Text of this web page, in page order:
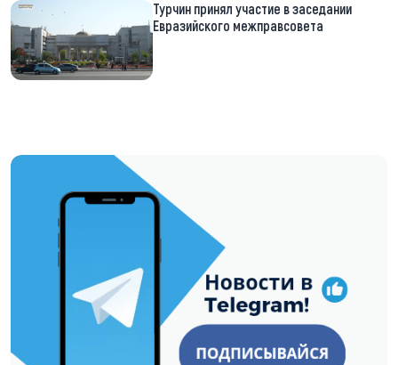
Турчин принял участие в заседании
Евразийского межправсовета
https://t.me/minskctvby